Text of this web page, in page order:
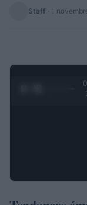
Staff · 1